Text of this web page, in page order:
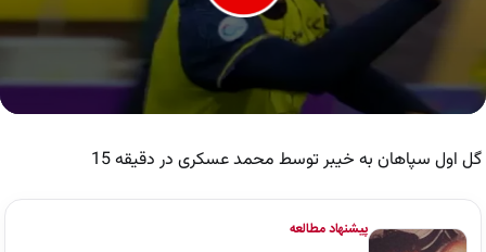
گل اول سپاهان به خیبر توسط محمد عسکری در دقیقه 15
پیشنهاد مطالعه